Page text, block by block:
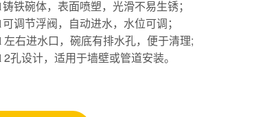
铸铁碗体，表面喷塑，光滑不易生锈；
可调节浮阀，自动进水，水位可调；
左右进水口，碗底有排水孔，便于清理;
2孔设计，适用于墙壁或管道安装。